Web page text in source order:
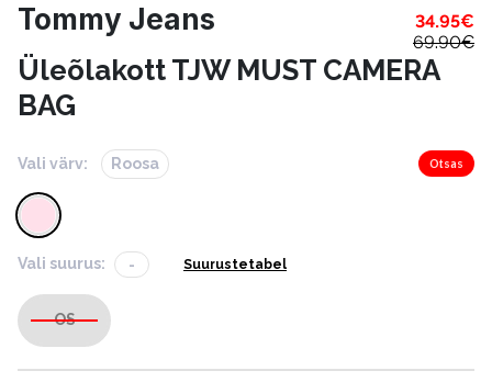
Tommy Jeans 34.95€
69.90€
Üleõlakott TJW MUST CAMERA
BAG
Vali värv: Roosa Otsas
Vali suurus: - Suurustetabel
OS